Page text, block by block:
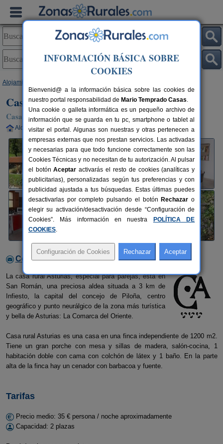
Alojamientos
Casa Rural Asturias
Casa Rural en San Román / Piloña (Asturias)
Alquiler completo 2 plazas 45 km de Oviedo
Contactar con el alojamiento
La casa rural Asturias, especial para parejas, está en
San Román, una preciosa aldea situada a 3 km de
Infiesto, la capital del concejo de Piloña, centro
geográfico y punto neurálgico de la zona más turística
y bella de Asturias: La Comarca del Oriente.
Casa rural Asturias es una casa en una finca independiente de 1200 m2.
Tiene un gran porche con mesa y sillas de madera, salón-cocina, 1
habitación doble con cama con colchón de látex y 1 baño. En la parte
alta de la finca hay un cenador con barbacoa y fuente.
Tarifas
Precio medio: 35 € persona / noche aproximadamente
Capacidad: 2 plazas
INFORMACIÓN BÁSICA SOBRE
COOKIES
Bienvenid@ a la información básica sobre las cookies de
nuestro portal responsabilidad de Mario Temprado Casas.
Una cookie o galleta informática es un pequeño archivo de
información que se guarda en tu pc, smartphone o tablet al
visitar el portal. Algunas son nuestras y otras pertenecen a
empresas externas que nos prestan servicios. Las activadas
y necesarias para que todo funcione correctamente son las
Cookies Técnicas y no necesitan de tu autorización. Al pulsar
el botónAceptar activarás el resto de cookies (analíticas y
publicitarias), personalizadas según tus preferencias y con
publicidad ajustada a tus búsquedas. Estas últimas puedes
desactivarlas por completo pulsando el botón Rechazar o
elegir su activación/desactivación desde “Configuración de
Cookies”. Más información en nuestra
POLÍTICA DE
COOKIES.